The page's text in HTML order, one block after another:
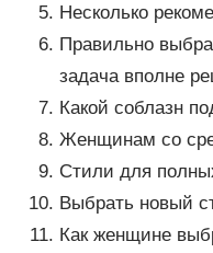
Несколько
Правильно
задача вполне
Какой соблазн
Женщинам со
Стили для
Выбрать новый
Как женщине